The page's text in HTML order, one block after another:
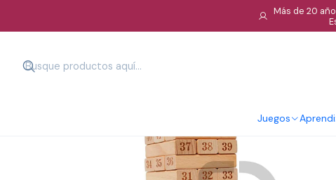
Juegos
Más de 20